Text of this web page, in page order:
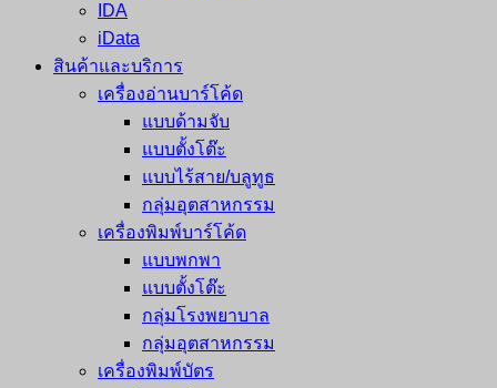
IDA
iData
สินค้าและบริการ
เครื่องอ่านบาร์โค้ด
แบบด้ามจับ
แบบตั้งโต๊ะ
แบบไร้สาย/บลูทูธ
กลุ่มอุตสาหกรรม
เครื่องพิมพ์บาร์โค้ด
แบบพกพา
แบบตั้งโต๊ะ
กลุ่มโรงพยาบาล
กลุ่มอุตสาหกรรม
เครื่องพิมพ์บัตร